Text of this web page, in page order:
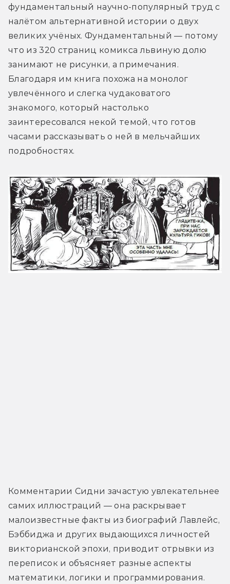
фундаментальный научно-популярный труд с
налётом альтернативной истории о двух
великих учёных. Фундаментальный — потому
что из 320 страниц комикса львиную долю
занимают не рисунки, а примечания.
Благодаря им книга похожа на монолог
увлечённого и слегка чудаковатого
знакомого, который настолько
заинтересовался некой темой, что готов
часами рассказывать о ней в мельчайших
подробностях.
Комментарии Сидни зачастую увлекательнее
самих иллюстраций — она раскрывает
малоизвестные факты из биографий Лавлейс,
Бэббиджа и других выдающихся личностей
викторианской эпохи, приводит отрывки из
переписок и объясняет разные аспекты
математики, логики и программирования.